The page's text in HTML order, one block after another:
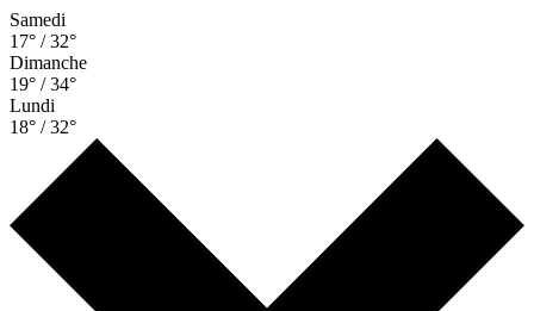
Samedi
17° / 32°
Dimanche
19° / 34°
Lundi
18° / 32°